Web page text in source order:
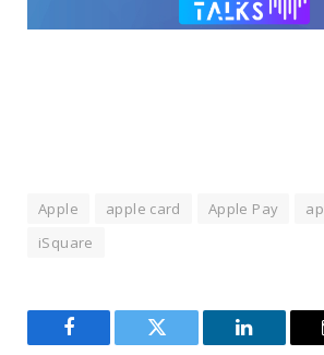
Apple apple card Apple Pay
iSquare
Facebook Twitter LinkedIn